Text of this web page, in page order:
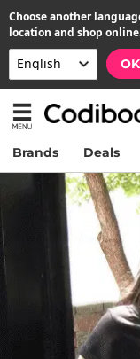
Choose another
location and shop
OK
Brands Deals